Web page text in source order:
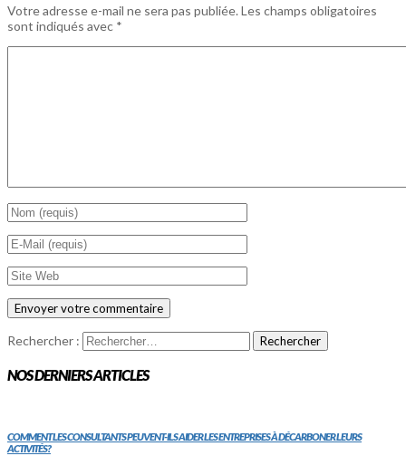
Votre adresse e-mail ne sera pas publiée. Les champs obligatoires
sont indiqués avec *
Rechercher :
NOS DERNIERS ARTICLES
COMMENT LES CONSULTANTS PEUVENT-ILS AIDER LES ENTREPRISES À DÉCARBONER LEURS
ACTIVITÉS?